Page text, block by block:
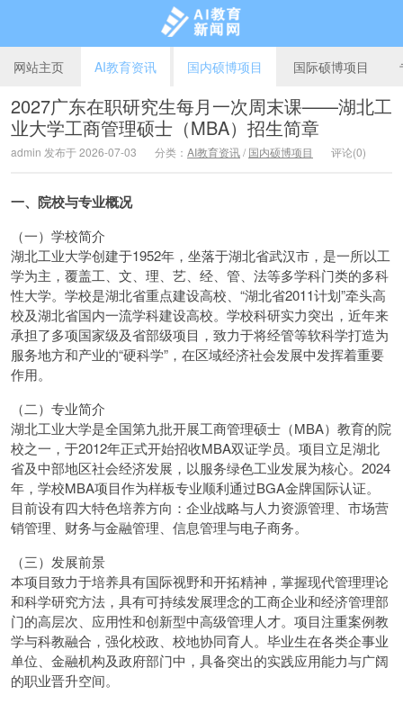
AI教育新闻网
网站主页 AI教育资讯 国内硕博项目 国际硕博项目
2027广东在职研究生每月一次周末课——湖北工
业大学工商管理硕士（MBA）招生简章
admin 发布于 2026-07-03 分类： AI教育资讯/ 国内硕博项目 评论(0)
一、院校与专业概况
（一）学校简介
湖北工业大学创建于1952年，坐落于湖北省武汉市，是一所以工
学为主，覆盖工、文、理、艺、经、管、法等多学科门类的多科
性大学。学校是湖北省重点建设高校、“湖北省2011计划”牵头高
校及湖北省国内一流学科建设高校。学校科研实力突出，近年来
承担了多项国家级及省部级项目，致力于将经管等软科学打造为
服务地方和产业的“硬科学”，在区域经济社会发展中发挥着重要
作用。
（二）专业简介
湖北工业大学是全国第九批开展工商管理硕士（MBA）教育的院
校之一，于2012年正式开始招收MBA双证学员。项目立足湖北
省及中部地区社会经济发展，以服务绿色工业发展为核心。2024
年，学校MBA项目作为样板专业顺利通过BGA金牌国际认证。
目前设有四大特色培养方向：企业战略与人力资源管理、市场营
销管理、财务与金融管理、信息管理与电子商务。
（三）发展前景
本项目致力于培养具有国际视野和开拓精神，掌握现代管理理论
和科学研究方法，具有可持续发展理念的工商企业和经济管理部
门的高层次、应用性和创新型中高级管理人才。项目注重案例教
学与科教融合，强化校政、校地协同育人。毕业生在各类企事业
单位、金融机构及政府部门中，具备突出的实践应用能力与广阔
的职业晋升空间。